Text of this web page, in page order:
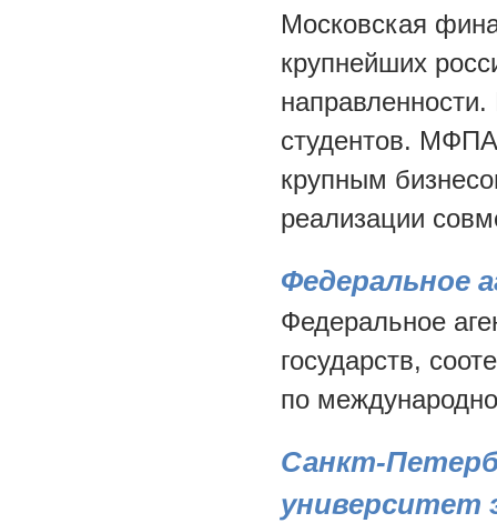
Московская
крупнейших
студентов. МФПА
крупным
реализации
Федеральное
Федеральное
государств,
по
Санкт-
университет